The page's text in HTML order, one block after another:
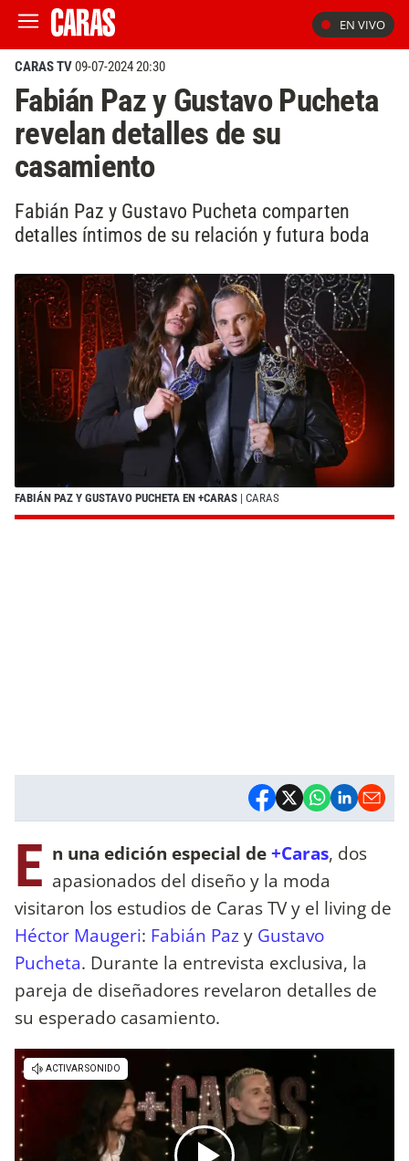
EN VIVO
CARAS TV09-07-2024 20:30
Fabián Paz y Gustavo Pucheta
revelan detalles de su
casamiento
Fabián Paz y Gustavo Pucheta comparten
detalles íntimos de su relación y futura boda
FABIÁN PAZ Y GUSTAVO PUCHETA EN +CARAS | CARAS
E n una edición especial de+Caras, dos
apasionados del diseño y la moda
visitaron los estudios de Caras TV y el living de
Héctor Maugeri: Fabián Pazy Gustavo
Pucheta. Durante la entrevista exclusiva, la
pareja de diseñadores revelaron detalles de
su esperado casamiento.